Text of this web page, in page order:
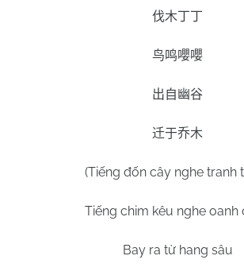
伐木丁丁
鸟鸣嚶嚶
出自幽谷
迁于乔木
(Tiếng đốn cây nghe tranh
Tiếng chim kêu nghe oanh
Bay ra từ hang sâu